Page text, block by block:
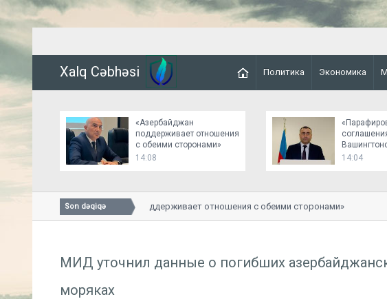
Xalq Cəbhəsi Политика Экономика
«Азербайджан
поддерживает отношения
с обеими сторонами»
14:08
было
14:04
Son dəqiqə
«Азербайджан поддерживает отношения с обеими сторонами»
МИД уточнил данные о погибших
моряках